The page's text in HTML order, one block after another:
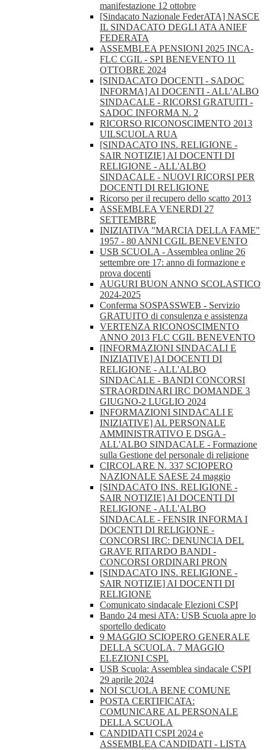
manifestazione 12 ottobre
[Sindacato Nazionale FederATA] NASCE
IL SINDACATO DEGLI ATA ANIEF
FEDERATA
ASSEMBLEA PENSIONI 2025 INCA-
FLC CGIL - SPI BENEVENTO 11
OTTOBRE 2024
[SINDACATO DOCENTI - SADOC
INFORMA] AI DOCENTI - ALL'ALBO
SINDACALE - RICORSI GRATUITI -
SADOC INFORMA N. 2
RICORSO RICONOSCIMENTO 2013
UILSCUOLA RUA
[SINDACATO INS. RELIGIONE -
SAIR NOTIZIE] AI DOCENTI DI
RELIGIONE - ALL'ALBO
SINDACALE - NUOVI RICORSI PER
DOCENTI DI RELIGIONE
Ricorso per il recupero dello scatto 2013
ASSEMBLEA VENERDI 27
SETTEMBRE
INIZIATIVA "MARCIA DELLA FAME"
1957 - 80 ANNI CGIL BENEVENTO
USB SCUOLA - Assemblea online 26
settembre ore 17: anno di formazione e
prova docenti
AUGURI BUON ANNO SCOLASTICO
2024-2025
Conferma SOSPASSWEB - Servizio
GRATUITO di consulenza e assistenza
VERTENZA RICONOSCIMENTO
ANNO 2013 FLC CGIL BENEVENTO
[INFORMAZIONI SINDACALI E
INIZIATIVE] AI DOCENTI DI
RELIGIONE - ALL'ALBO
SINDACALE - BANDI CONCORSI
STRAORDINARI IRC DOMANDE 3
GIUGNO-2 LUGLIO 2024
INFORMAZIONI SINDACALI E
INIZIATIVE] AL PERSONALE
AMMINISTRATIVO E DSGA -
ALL'ALBO SINDACALE - Formazione
sulla Gestione del personale di religione
CIRCOLARE N. 337 SCIOPERO
NAZIONALE SAESE 24 maggio
[SINDACATO INS. RELIGIONE -
SAIR NOTIZIE] AI DOCENTI DI
RELIGIONE - ALL'ALBO
SINDACALE - FENSIR INFORMA I
DOCENTI DI RELIGIONE -
CONCORSI IRC: DENUNCIA DEL
GRAVE RITARDO BANDI -
CONCORSI ORDINARI PRON
[SINDACATO INS. RELIGIONE -
SAIR NOTIZIE] AI DOCENTI DI
RELIGIONE
Comunicato sindacale Elezioni CSPI
Bando 24 mesi ATA: USB Scuola apre lo
sportello dedicato
9 MAGGIO SCIOPERO GENERALE
DELLA SCUOLA. 7 MAGGIO
ELEZIONI CSPI.
USB Scuola: Assemblea sindacale CSPI
29 aprile 2024
NOI SCUOLA BENE COMUNE
POSTA CERTIFICATA:
COMUNICARE AL PERSONALE
DELLA SCUOLA
CANDIDATI CSPI 2024 e
ASSEMBLEA CANDIDATI - LISTA